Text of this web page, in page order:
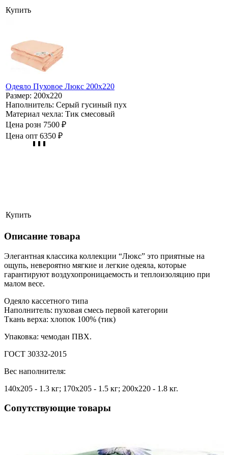
Купить
Одеяло Пуховое Люкс 200х220
Размер: 200х220
Наполнитель: Серый гусиный пух
Материал чехла: Тик смесовый
Цена розн 7500 ₽
Цена опт 6350 ₽
Купить
Описание товара
Элегантная классика коллекции “Люкс” это приятные на
ощупь, невероятно мягкие и легкие одеяла, которые
гарантируют воздухопроницаемость и теплоизоляцию при
малом весе.
Одеяло кассетного типа
Наполнитель: пуховая смесь первой категории
Ткань верха: хлопок 100% (тик)
Упаковка: чемодан ПВХ.
ГОСТ 30332-2015
Вес наполнителя:
140х205 - 1.3 кг; 170х205 - 1.5 кг; 200х220 - 1.8 кг.
Сопутствующие товары